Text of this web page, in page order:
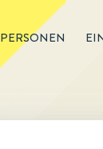
PERSONEN